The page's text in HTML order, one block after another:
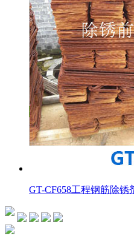
GT-CF658工程钢筋除锈